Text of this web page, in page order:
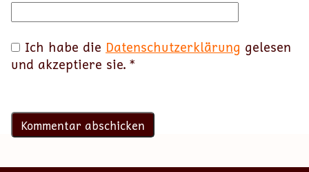
Ich habe die Datenschutzerklärung gelesen
und akzeptiere sie. *